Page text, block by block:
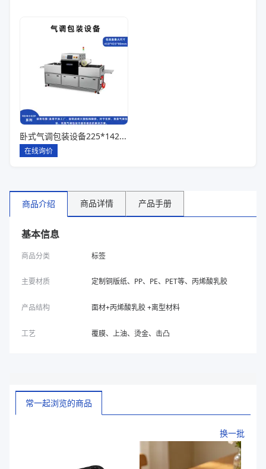
卧式气调包装设备225*142*80一出六
在线询价
商品介绍 商品详情 产品手册
基本信息
商品分类 标签
主要材质 定制铜版纸、PP、PE、PET等、丙烯酸乳胶
产品结构 面材+丙烯酸乳胶 +离型材料
工艺 覆膜、上油、烫金、击凸
常一起浏览的商品
换一批